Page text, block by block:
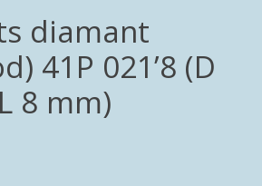
diamant
41P 021’8 (D
8 mm)